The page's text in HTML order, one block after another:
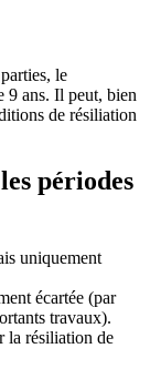
le
9 ans. Il peut, bien
de résiliation
périodes
uniquement
écartée (par
travaux).
la résiliation de